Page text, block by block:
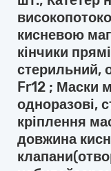
кисневою
кінчики
стерильний,
Fr12 ; Маски
одноразові,
кріплення
довжина